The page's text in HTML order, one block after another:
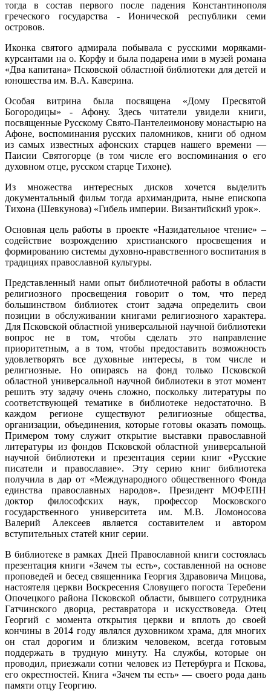
тогда в состав первого после падения Константинополя
греческого государства - Ионической республики семи
островов.
Иконка святого адмирала побывала с русскими моряками-
курсантами на о. Корфу и была подарена ими в музей романа
«Два капитана» Псковской областной библиотеки для детей и
юношества им. В.А. Каверина.
Особая витрина была посвящена «Дому Пресвятой
Богородицы» - Афону. Здесь читатели увидели книги,
посвященные Русскому Свято-Пантелеимонову монастырю на
Афоне, воспоминания русских паломников, книги об одном
из самых известных афонских старцев нашего времени —
Паисии Святогорце (в том числе его воспоминания о его
духовном отце, русском старце Тихоне).
Из множества интересных дисков хочется выделить
документальный фильм тогда архимандрита, ныне епископа
Тихона (Шевкунова) «Гибель империи. Византийский урок».
Основная цель работы в проекте «Назидательное чтение» –
содействие возрождению христианского просвещения и
формированию системы духовно-нравственного воспитания в
традициях православной культуры.
Представленный нами опыт библиотечной работы в области
религиозного просвещения говорит о том, что перед
большинством библиотек стоит задача определить свои
позиции в обслуживании книгами религиозного характера.
Для Псковской областной универсальной научной библиотеки
вопрос не в том, чтобы сделать это направление
приоритетным, а в том, чтобы предоставить возможность
удовлетворять все духовные интересы, в том числе и
религиозные. Но опираясь на фонд только Псковской
областной универсальной научной библиотеки в этот момент
решить эту задачу очень сложно, поскольку литературы по
соответствующей тематике в библиотеке недостаточно. В
каждом регионе существуют религиозные общества,
организации, объединения, которые готовы оказать помощь.
Примером тому служит открытие выставки православной
литературы из фондов Псковской областной универсальной
научной библиотеки и презентация серии книг «Русские
писатели и православие». Эту серию книг библиотека
получила в дар от «Международного общественного Фонда
единства православных народов». Президент МОФЕПН
доктор философских наук, профессор Московского
государственного университета им. М.В. Ломоносова
Валерий Алексеев является составителем и автором
вступительных статей книг серии.
В библиотеке в рамках Дней Православной книги состоялась
презентация книги «Зачем ты есть», составленной на основе
проповедей и бесед священника Георгия Здравовича Мицова,
настоятеля церкви Воскресения Словущего погоста Теребени
Опочецкого района Псковской области, бывшего сотрудника
Гатчинского дворца, реставратора и искусствоведа. Отец
Георгий с момента открытия церкви и вплоть до своей
кончины в 2014 году являлся духовником храма, для многих
он стал дорогим и близким человеком, всегда готовым
поддержать в трудную минуту. На службы, которые он
проводил, приезжали сотни человек из Петербурга и Пскова,
его окрестностей. Книга «Зачем ты есть» — своего рода дань
памяти отцу Георгию.